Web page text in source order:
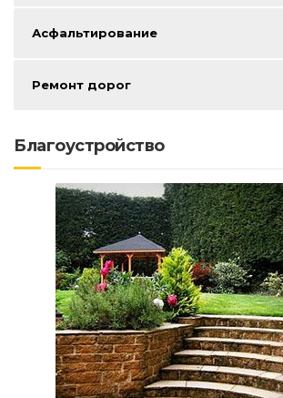
Асфальтирование
Ремонт дорог
Благоустройство